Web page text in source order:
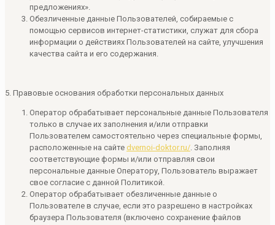
предложениях».
Обезличенные данные Пользователей, собираемые с
помощью сервисов интернет-статистики, служат для сбора
информации о действиях Пользователей на сайте, улучшения
качества сайта и его содержания.
5. Правовые основания обработки персональных данных
Оператор обрабатывает персональные данные Пользователя
только в случае их заполнения и/или отправки
Пользователем самостоятельно через специальные формы,
расположенные на сайте dvernoi-doktor.ru/. Заполняя
соответствующие формы и/или отправляя свои
персональные данные Оператору, Пользователь выражает
свое согласие с данной Политикой.
Оператор обрабатывает обезличенные данные о
Пользователе в случае, если это разрешено в настройках
браузера Пользователя (включено сохранение файлов